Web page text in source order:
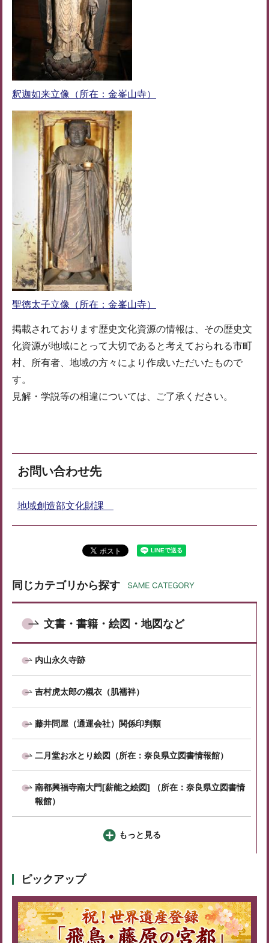
釈迦如来立像（所在：金峯山寺）
聖徳太子立像（所在：金峯山寺）
掲載されております歴史文化資源の情報は、その歴史文
化資源が地域にとって大切であると考えておられる市町
村、所有者、地域の方々により作成いただいたもので
す。
見解・学説等の相違については、ご了承ください。
お問い合わせ先
地域創造部文化財課
同じカテゴリから探す
文書・書籍・絵図・地図など
内山永久寺跡
吉村虎太郎の襯衣（肌襦袢）
藤井問屋（通運会社）関係印判類
二月堂お水とり絵図（所在：奈良県立図書情報館）
南都興福寺南大門[薪能之絵図] （所在：奈良県立図書情
報館）
もっと見る
ピックアップ